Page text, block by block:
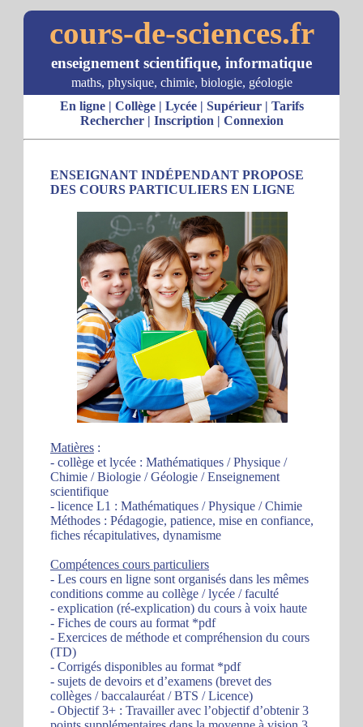
cours-de-sciences.fr
enseignement scientifique, informatique
maths, physique, chimie, biologie, géologie
En ligne| Collège| Lycée| Supérieur| Tarifs
Rechercher| Inscription | Connexion
ENSEIGNANT INDÉPENDANT PROPOSE
DES COURS PARTICULIERS EN LIGNE
Matières :
- collège et lycée : Mathématiques / Physique /
Chimie / Biologie / Géologie / Enseignement
scientifique
- licence L1 : Mathématiques / Physique / Chimie
Méthodes : Pédagogie, patience, mise en confiance,
fiches récapitulatives, dynamisme
Compétences cours particuliers
- Les cours en ligne sont organisés dans les mêmes
conditions comme au collège / lycée / faculté
- explication (ré-explication) du cours à voix haute
- Fiches de cours au format *pdf
- Exercices de méthode et compréhension du cours
(TD)
- Corrigés disponibles au format *pdf
- sujets de devoirs et d’examens (brevet des
collèges / baccalauréat / BTS / Licence)
- Objectif 3+ : Travailler avec l’objectif d’obtenir 3